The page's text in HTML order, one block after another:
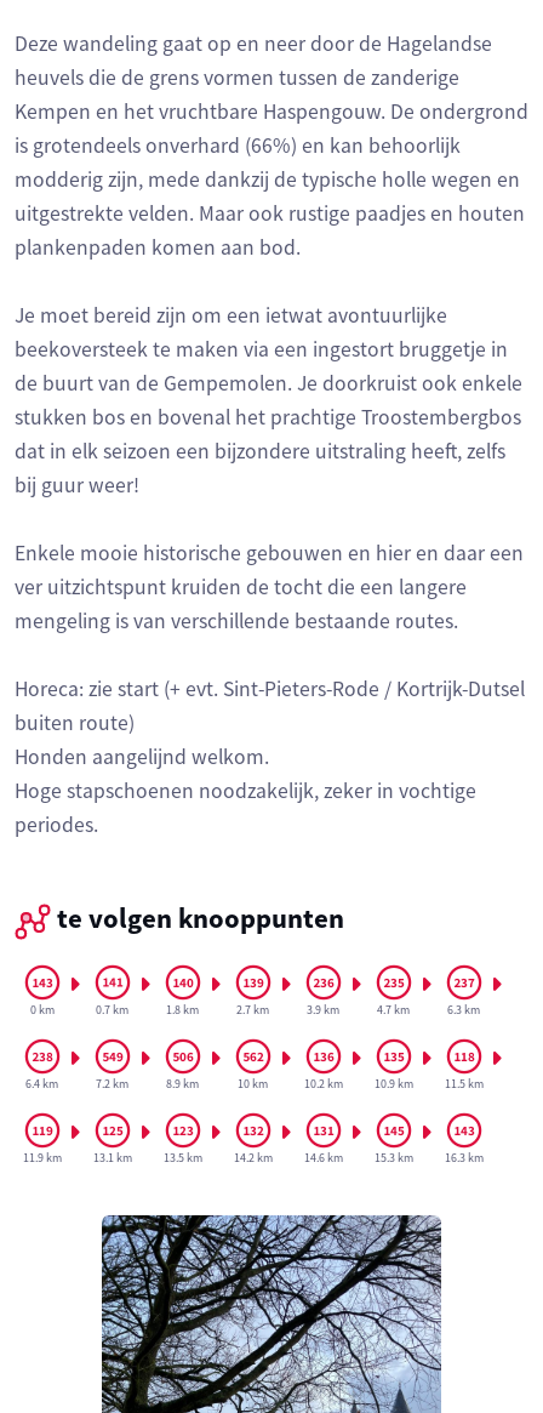
Deze wandeling gaat op en neer door de Hagelandse
heuvels die de grens vormen tussen de zanderige
Kempen en het vruchtbare Haspengouw. De ondergrond
is grotendeels onverhard (66%) en kan behoorlijk
modderig zijn, mede dankzij de typische holle wegen en
uitgestrekte velden. Maar ook rustige paadjes en houten
plankenpaden komen aan bod.
Je moet bereid zijn om een ietwat avontuurlijke
beekoversteek te maken via een ingestort bruggetje in
de buurt van de Gempemolen. Je doorkruist ook enkele
stukken bos en bovenal het prachtige Troostembergbos
dat in elk seizoen een bijzondere uitstraling heeft, zelfs
bij guur weer!
Enkele mooie historische gebouwen en hier en daar een
ver uitzichtspunt kruiden de tocht die een langere
mengeling is van verschillende bestaande routes.
Horeca: zie start (+ evt. Sint-Pieters-Rode / Kortrijk-Dutsel
buiten route)
Honden aangelijnd welkom.
Hoge stapschoenen noodzakelijk, zeker in vochtige
periodes.
te volgen knooppunten
0 km 0.7 km 1.8 km 2.7 km 3.9 km 4.7 km 6.3 km
6.4 km 7.2 km 8.9 km 10 km 10.2 km 10.9 km 11.5 km
11.9 km 13.1 km 13.5 km 14.2 km 14.6 km 15.3 km 16.3 km